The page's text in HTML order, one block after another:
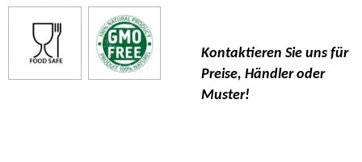
Kontaktieren Sie uns für
Preise, Händler oder
Muster!